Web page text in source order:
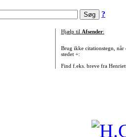
?
Hjælp til Afsender:
Brug ikke citationstegn, når
stedet +:
Find f.eks. breve fra